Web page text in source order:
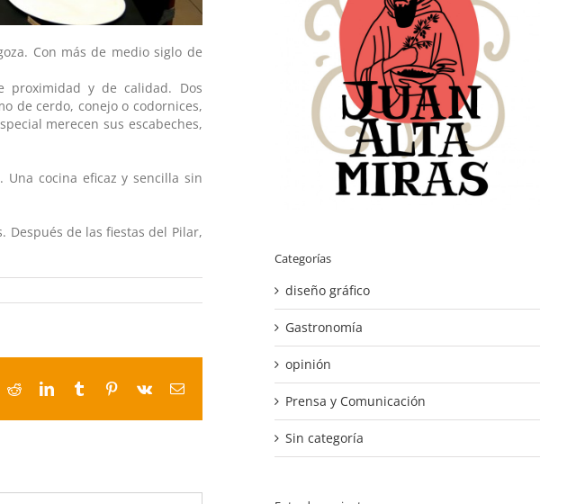
Con más de medio siglo de
proximidad y de calidad. Dos
de cerdo, conejo o codornices,
merecen sus escabeches,
cocina eficaz y sencilla sin
Después de las fiestas del Pilar,
RedditLinkedInTumblrPinterest
Vk
Correo
Categorías
diseño gráfico
Gastronomía
opinión
Prensa y Comunicación
Sin categoría